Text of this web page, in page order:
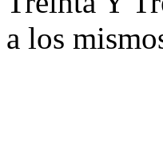
a los